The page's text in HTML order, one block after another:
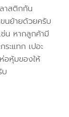
าสติกกัน
นย้ายด้วยครับ
น หากลูกค้ามี
ะแทก เปอะ
อหุ้มของให้
บ